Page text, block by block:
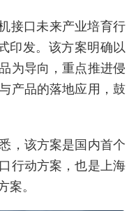
接口未来产业培育行
印发。该方案明确以
为导向，重点推进侵
产品的落地应用，鼓
，该方案是国内首个
行动方案，也是上海
。